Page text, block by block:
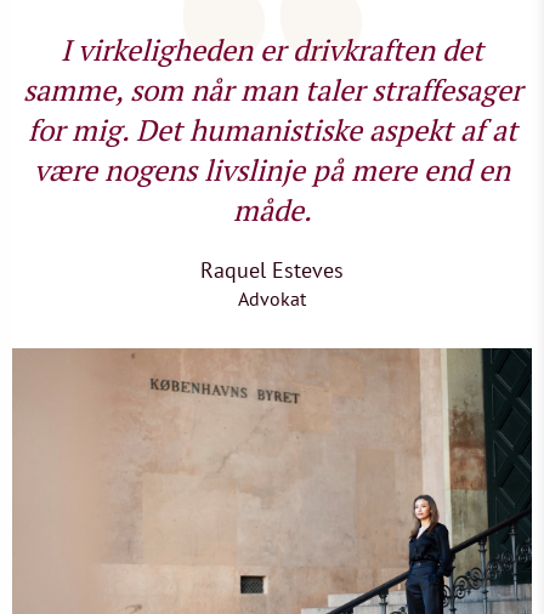
I virkeligheden er drivkraften det
samme, som når man taler straffesager
for mig. Det humanistiske aspekt af at
være nogens livslinje på mere end en
måde.
Raquel Esteves
Advokat